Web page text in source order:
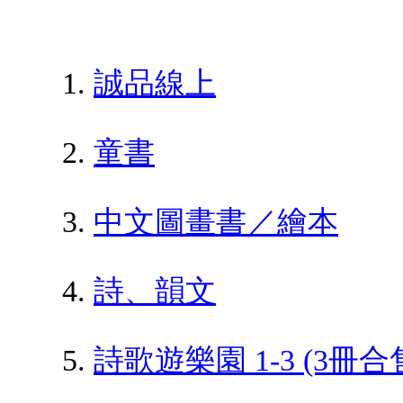
誠品線上
童書
中文圖畫書／繪本
詩、韻文
詩歌遊樂園 1-3 (3冊合